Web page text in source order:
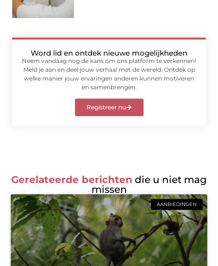
Word lid en ontdek nieuwe mogelijkheden
Neem vandaag nog de kans om ons platform te verkennen!
Meld je aan en deel jouw verhaal met de wereld. Ontdek op
welke manier jouw ervaringen anderen kunnen motiveren
en samenbrengen.
Registreer nu
Gerelateerde berichten die u niet mag
missen
AANBIEDINGEN